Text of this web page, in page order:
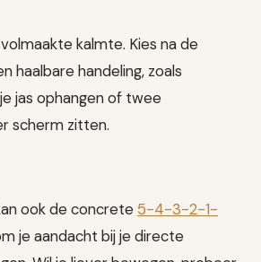
kalmte. Kies na de
haalbare handeling, zoals
jas ophangen of twee
scherm zitten.
ook de concrete 5-4-3-2-1-
je aandacht bij je directe